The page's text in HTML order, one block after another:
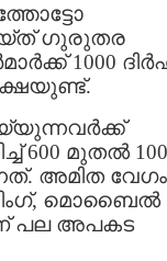
ഗുരുതര
1000
600 മുതൽ
അമിത
മൊബൈൽ
പല അപകട